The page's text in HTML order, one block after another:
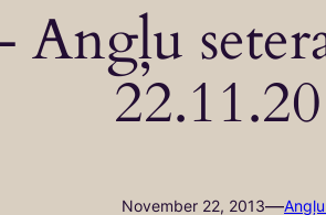
Angļu
November 22, 2013—